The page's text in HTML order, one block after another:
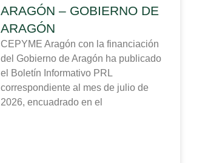
ARAGÓN – GOBIERNO DE
ARAGÓN
CEPYME Aragón con la financiación
del Gobierno de Aragón ha publicado
el Boletín Informativo PRL
correspondiente al mes de julio de
2026, encuadrado en el